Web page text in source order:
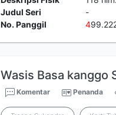
Judul Seri
-
No. Panggil
4
Wasis Basa kanggo
Komentar Penanda